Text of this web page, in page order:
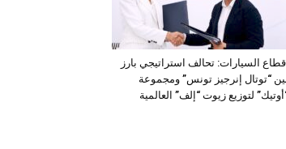
قطاع السيارات: تحالف استراتيجي بارز
“توتال إنرجيز تونس” ومجموعة
لتوزيع زيوت “إلف” العالمية